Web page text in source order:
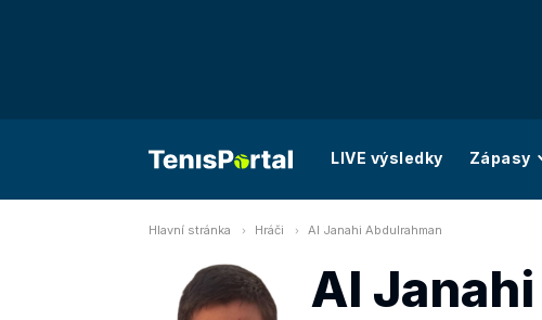
LIVE výsledky Zápasy
Hlavní stránka Hráči Al Janahi Abdulrahman
Al